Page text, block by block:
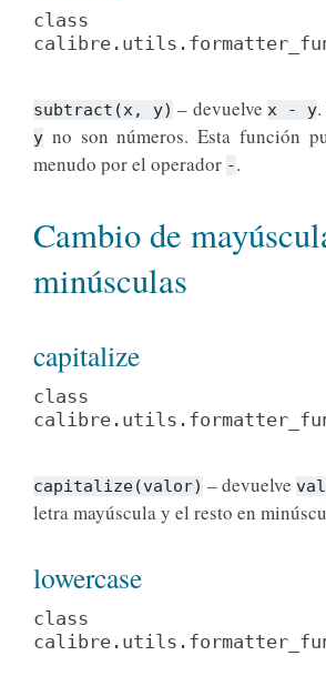
class
subtract(x, y) – devuelve x - y
y no son números. Esta función
menudo por el operador -.
Cambio de
minúsculas
capitalize
class
capitalize(valor) – devuelve
letra mayúscula y el resto en
lowercase
class